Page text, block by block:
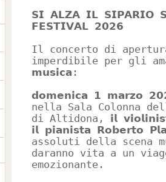
𝗦𝗜 𝗔𝗟𝗭𝗔 𝗜𝗟 𝗦𝗜𝗣𝗔𝗥𝗜𝗢
𝗙𝗘𝗦𝗧𝗜𝗩𝗔𝗟 𝟮𝟬𝟮𝟲
Il concerto di apertura
imperdibile per gli
𝗺𝘂𝘀𝗶𝗰𝗮:
𝗱𝗼𝗺𝗲𝗻𝗶𝗰𝗮 𝟭 𝗺𝗮𝗿𝘇𝗼
nella Sala Colonna
di Altidona, 𝗶𝗹
𝗶𝗹 𝗽𝗶𝗮𝗻𝗶𝘀𝘁𝗮 𝗥𝗼𝗯𝗲𝗿𝘁𝗼
assoluti della scena
daranno vita a un
emozionante.